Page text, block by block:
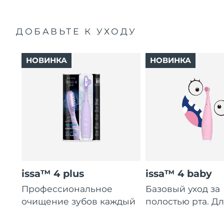
ДОБАВЬТЕ К УХОДУ
issa™ 4 plus
Профессиональное
очищение зубов каждый
НОВИНКА
issa™ 4 baby
Базовый уход за
полостью рта.
НОВИНКА